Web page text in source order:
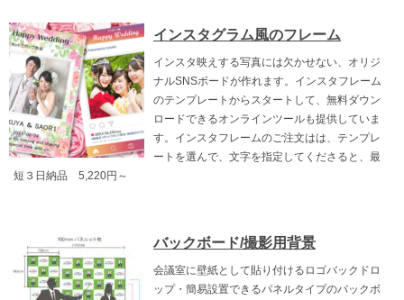
インスタグラム風のフレーム
インスタ映えする写真には欠かせない、オリジ
ナルSNSボードが作れます。インスタフレーム
のテンプレートからスタートして、無料ダウン
ロードできるオンラインツールも提供していま
す。インスタフレームのご注文はは、テンプレ
ートを選んで、文字を指定してくださると、最
短３日納品 5,220円～
バックボード/撮影用背景
会議室に壁紙として貼り付けるロゴバックドロ
ップ・簡易設置できるパネルタイプのバックボ